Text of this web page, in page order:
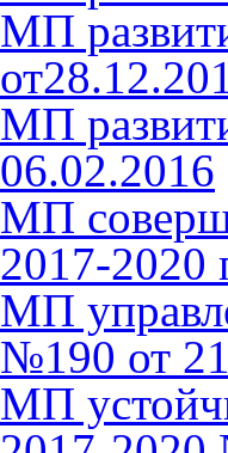
МП
МП
06.02.2016
МП
2017-2020
МП
№190 от
МП